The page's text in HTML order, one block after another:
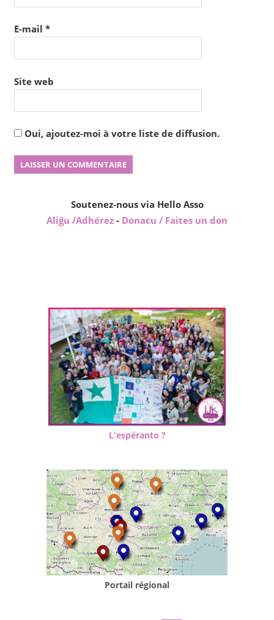
E-mail *
Site web
Oui, ajoutez-moi à votre liste de diffusion.
Soutenez-nous via Hello Asso
Aliĝu /Adhérez - Donacu / Faites un don
L'espéranto ?
Portail régional